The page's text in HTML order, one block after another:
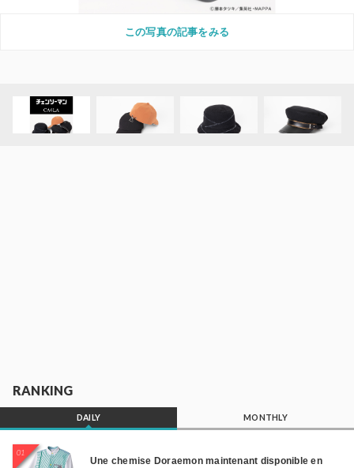
この写真の記事をみる
RANKING
DAILY MONTHLY
01
Une chemise Doraemon maintenant disponible en